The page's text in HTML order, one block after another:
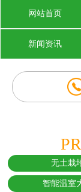
网站首页
新闻资讯
无土栽
智能温室